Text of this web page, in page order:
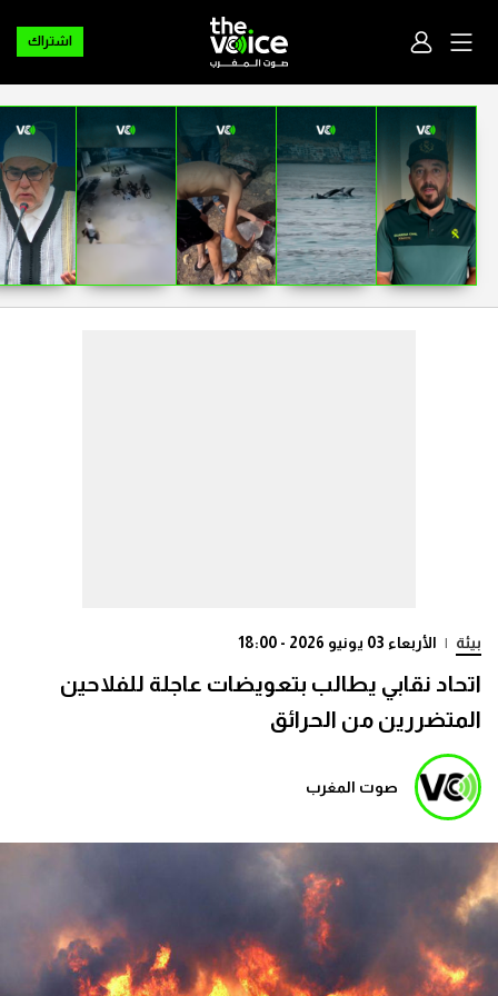
اشتراك
بيئة | الأربعاء 03 يونيو 2026 - 18:00
اتحاد نقابي يطالب بتعويضات عاجلة للفلاحين
المتضررين من الحرائق
صوت المغرب